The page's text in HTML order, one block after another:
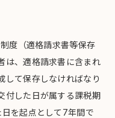
度（適格請求書等保存
は、適格請求書に含まれ
して保存しなければなり
付した日が属する課税期
を起点として7年間で